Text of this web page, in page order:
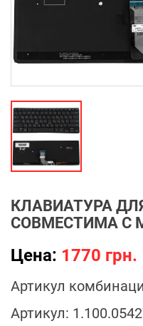
КЛАВИАТУРА
СОВМЕСТИМА С
Цена: 1770 грн.
Артикул
Артикул: